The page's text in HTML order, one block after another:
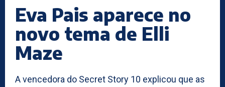
Eva Pais aparece no
novo tema de Elli
Maze
A vencedora do Secret Story 10 explicou que as